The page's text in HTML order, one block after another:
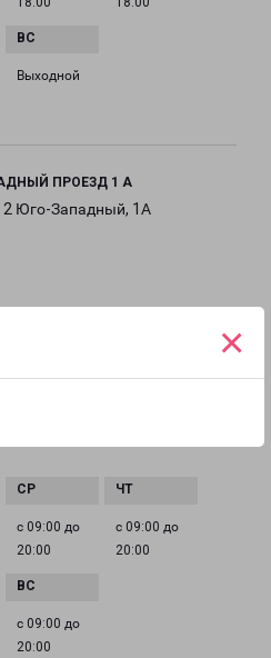
×
Выходной
ПРОЕЗД 1 А
2 Юго-Западный, 1А
с 09:00 до
20:00
с 09:00 до
20:00
с 09:00 до
20:00